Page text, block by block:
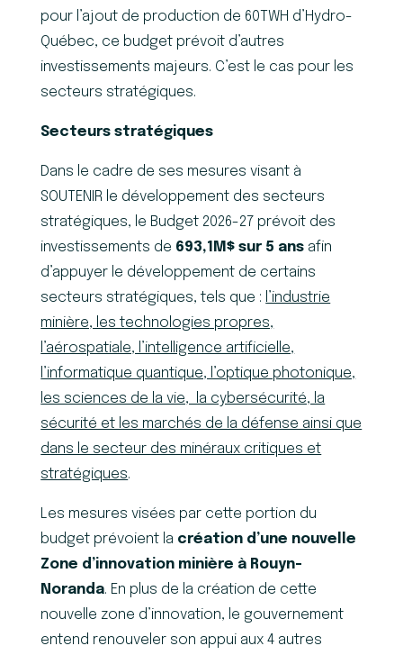
pour l’ajout de production de 60TWH d’Hydro-
Québec, ce budget prévoit d’autres
investissements majeurs. C’est le cas pour les
secteurs stratégiques.
Secteurs stratégiques
Dans le cadre de ses mesures visant à
SOUTENIR le développement des secteurs
stratégiques, le Budget 2026-27 prévoit des
investissements de 693,1M$ sur 5 ans afin
d’appuyer le développement de certains
secteurs stratégiques, tels que : l’industrie
minière, les technologies propres,
l’aérospatiale, l’intelligence artificielle,
l’informatique quantique, l’optique photonique,
les sciences de la vie, la cybersécurité, la
sécurité et les marchés de la défense ainsi que
dans le secteur des minéraux critiques et
stratégiques.
Les mesures visées par cette portion du
budget prévoient la création d’une nouvelle
Zone d’innovation minière à Rouyn-
Noranda. En plus de la création de cette
nouvelle zone d’innovation, le gouvernement
entend renouveler son appui aux 4 autres